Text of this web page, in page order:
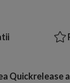
Quickrelease